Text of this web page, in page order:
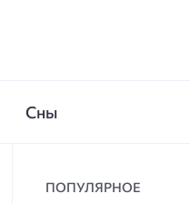
Сны
ПОПУЛЯРНОЕ